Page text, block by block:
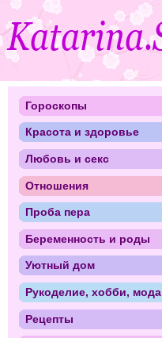
Гороскопы
Красота и здоровье
Любовь и секс
Отношения
Проба пера
Беременность и роды
Уютный дом
Рукоделие, хобби, мода
Рецепты